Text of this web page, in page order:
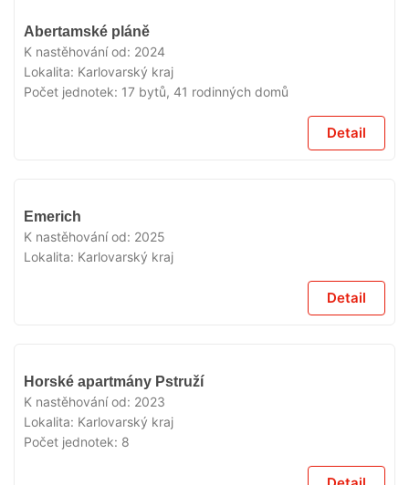
Abertamské pláně
K nastěhování od: 2024
Lokalita: Karlovarský kraj
Počet jednotek: 17 bytů, 41 rodinných domů
Detail
Emerich
K nastěhování od: 2025
Lokalita: Karlovarský kraj
Detail
Horské apartmány Pstruží
K nastěhování od: 2023
Lokalita: Karlovarský kraj
Počet jednotek: 8